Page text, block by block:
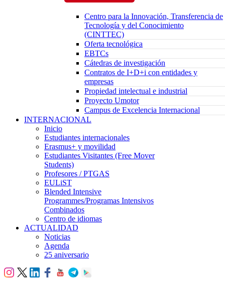
Centro para la Innovación, Transferencia de
Tecnología y del Conocimiento
(CINTTEC)
Oferta tecnológica
EBTCs
Cátedras de investigación
Contratos de I+D+i con entidades y
empresas
Propiedad intelectual e industrial
Proyecto Umotor
Campus de Excelencia Internacional
INTERNACIONAL
Inicio
Estudiantes internacionales
Erasmus+ y movilidad
Estudiantes Visitantes (Free Mover
Students)
Profesores / PTGAS
EULiST
Blended Intensive
Programmes/Programas Intensivos
Combinados
Centro de idiomas
ACTUALIDAD
Noticias
Agenda
25 aniversario